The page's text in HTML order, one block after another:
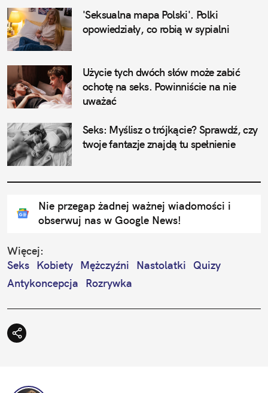
'Seksualna mapa Polski'. Polki
opowiedziały, co robią w sypialni
Użycie tych dwóch słów może zabić
ochotę na seks. Powinniście na nie
uważać
Seks: Myślisz o trójkącie? Sprawdź, czy
twoje fantazje znajdą tu spełnienie
Nie przegap żadnej ważnej wiadomości i
obserwuj nas w Google News!
Więcej:
Seks Kobiety Mężczyźni Nastolatki Quizy
Antykoncepcja
Rozrywka